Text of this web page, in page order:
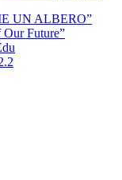
UN ALBERO”
Our Future”